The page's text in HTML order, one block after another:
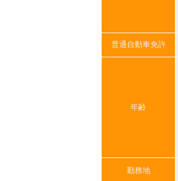
普通自動車免許
年齢
勤務地